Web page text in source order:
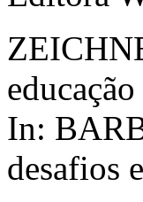
In:
desafios